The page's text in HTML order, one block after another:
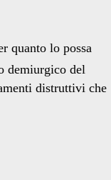
quanto lo possa
demiurgico del
distruttivi che